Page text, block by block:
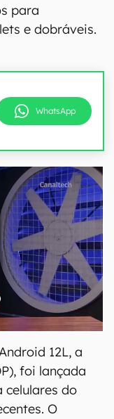
para
e dobráveis.
WhatsApp
12L, a
foi lançada
celulares do
O